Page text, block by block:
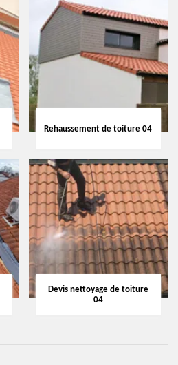
Rehaussement de toiture 04
Devis nettoyage de toiture
04